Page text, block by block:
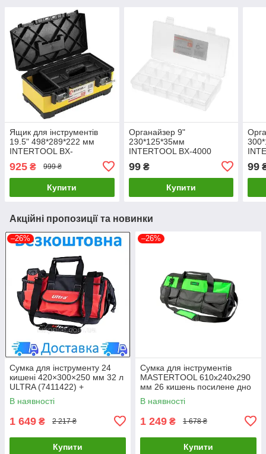
Ящик для інструментів
19.5" 498*289*222 мм
INTERTOOL BX-
925 ₴ 999 ₴
Купити
Органайзер 9"
230*125*35мм
INTERTOOL BX-4000
99₴
Купити
99
Акційні пропозиції та новинки
–26%
Сумка для інструменту 24
кишені 420×300×250 мм 32 л
ULTRA (7411422) +
БЕЗКОШТОВНА ДОСТАВКА
LuxPrice
В наявності
1 649 ₴ 2 217 ₴
Купити
–26%
Сумка для інструментів
MASTERTOOL 610х240х290
мм 26 кишень посилене дно
знімний ремінець 1680 DEN
79-1924 LuxPrice
В наявності
1 249 ₴ 1 678 ₴
Купити